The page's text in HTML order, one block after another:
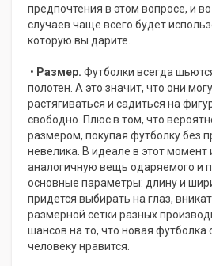
предпочтения в этом вопросе, и
случаев чаще всего будет
которую вы дарите.
• Размер. Футболки всегда
полотен. А это значит, что они
растягиваться и садиться на
свободно. Плюс в том, что
размером, покупая футболку без
невелика. В идеале в этот момент
аналогичную вещь одаряемого и
основные параметры: длину и
придется выбирать на глаз,
размерной сетки разных
шансов на то, что новая футболка
человеку нравится.